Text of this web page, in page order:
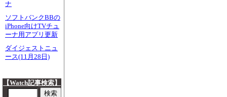
ナ
ソフトバンクBBの
iPhone向けTVチュ
ーナ用アプリ更新
ダイジェストニュ
ース(11月28日)
【Watch記事検索】